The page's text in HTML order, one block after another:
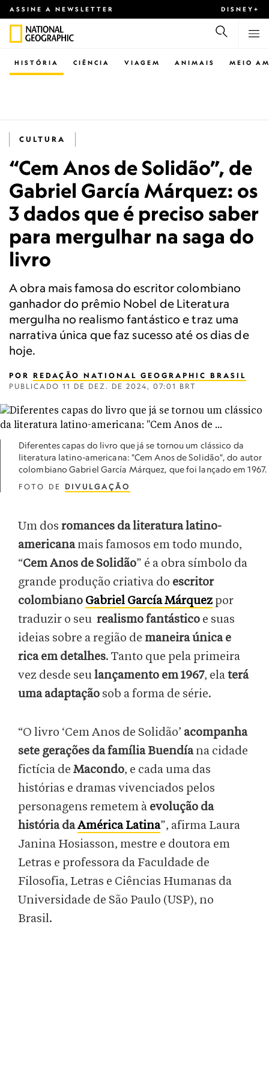
ASSINE A NEWSLETTER DISNEY+
CIÊNCIA VIAGEM ANIMAIS
HISTÓRIA MEIO
CULTURA
“Cem Anos de Solidão”, de
Gabriel García Márquez: os
3 dados que é preciso saber
para mergulhar na saga do
livro
A obra mais famosa do escritor colombiano
ganhador do prêmio Nobel de Literatura
mergulha no realismo fantástico e traz uma
narrativa única que faz sucesso até os dias de
hoje.
POR REDAÇÃO NATIONAL GEOGRAPHIC BRASIL
PUBLICADO 11 DE DEZ. DE 2024, 07:01 BRT
Diferentes capas do livro que já se tornou um clássico da
literatura latino-americana: "Cem Anos de Solidão", do autor
colombiano Gabriel García Márquez, que foi lançado em 1967.
FOTO DE DIVULGAÇÃO
Um dos romances da literatura latino-
americanamais famosos em todo mundo,
“Cem Anos de Solidão” é a obra símbolo da
grande produção criativa do escritor
colombiano Gabriel García Márquez por
traduzir o seu realismo fantástico e suas
ideias sobre a região de maneira única e
rica em detalhes. Tanto que pela primeira
vez desde seulançamento em 1967, elaterá
uma adaptação sob a forma de série.
“O livro ‘Cem Anos de Solidão’ acompanha
sete gerações da família Buendíana cidade
fictícia de Macondo, e cada uma das
histórias e dramas vivenciados pelos
personagens remetem à evolução da
história daAmérica Latina”, afirma Laura
Janina Hosiasson, mestre e doutora em
Letras e professora da Faculdade de
Filosofia, Letras e Ciências Humanas da
Universidade de São Paulo (USP), no
Brasil.